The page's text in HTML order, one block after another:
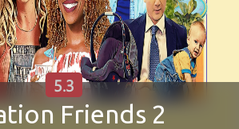
Friends 2
5.3